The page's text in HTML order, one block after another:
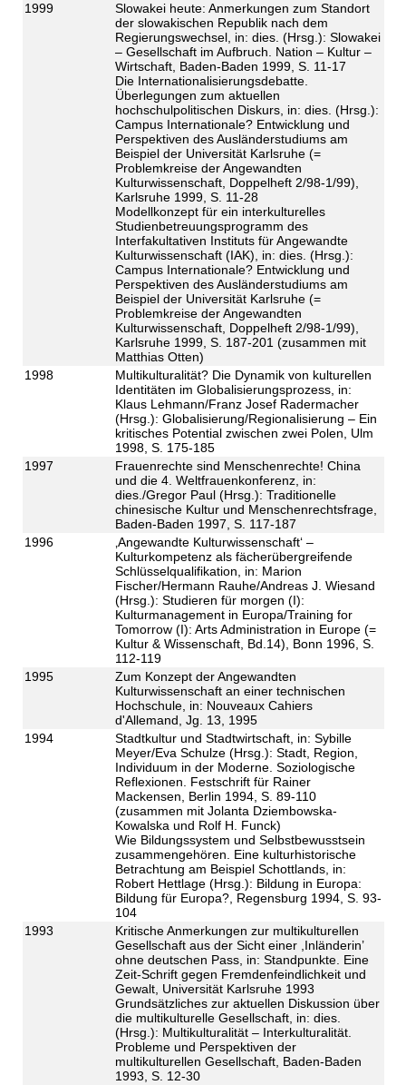
1999
Slowakei heute: Anmerkungen zum Standort
der slowakischen Republik nach dem
Regierungswechsel, in: dies. (Hrsg.): Slowakei
– Gesellschaft im Aufbruch. Nation – Kultur –
Wirtschaft, Baden-Baden 1999, S. 11-17
Die Internationalisierungsdebatte.
Überlegungen zum aktuellen
hochschulpolitischen Diskurs, in: dies. (Hrsg.):
Campus Internationale? Entwicklung und
Perspektiven des Ausländerstudiums am
Beispiel der Universität Karlsruhe (=
Problemkreise der Angewandten
Kulturwissenschaft, Doppelheft 2/98-1/99),
Karlsruhe 1999, S. 11-28
Modellkonzept für ein interkulturelles
Studienbetreuungsprogramm des
Interfakultativen Instituts für Angewandte
Kulturwissenschaft (IAK), in: dies. (Hrsg.):
Campus Internationale? Entwicklung und
Perspektiven des Ausländerstudiums am
Beispiel der Universität Karlsruhe (=
Problemkreise der Angewandten
Kulturwissenschaft, Doppelheft 2/98-1/99),
Karlsruhe 1999, S. 187-201 (zusammen mit
Matthias Otten)
1998
Multikulturalität? Die Dynamik von kulturellen
Identitäten im Globalisierungsprozess, in:
Klaus Lehmann/Franz Josef Radermacher
(Hrsg.): Globalisierung/Regionalisierung – Ein
kritisches Potential zwischen zwei Polen, Ulm
1998, S. 175-185
1997
Frauenrechte sind Menschenrechte! China
und die 4. Weltfrauenkonferenz, in:
dies./Gregor Paul (Hrsg.): Traditionelle
chinesische Kultur und Menschenrechtsfrage,
Baden-Baden 1997, S. 117-187
1996
‚Angewandte Kulturwissenschaft‘ –
Kulturkompetenz als fächerübergreifende
Schlüsselqualifikation, in: Marion
Fischer/Hermann Rauhe/Andreas J. Wiesand
(Hrsg.): Studieren für morgen (I):
Kulturmanagement in Europa/Training for
Tomorrow (I): Arts Administration in Europe (=
Kultur & Wissenschaft, Bd.14), Bonn 1996, S.
112-119
1995
Zum Konzept der Angewandten
Kulturwissenschaft an einer technischen
Hochschule, in: Nouveaux Cahiers
d'Allemand, Jg. 13, 1995
1994
Stadtkultur und Stadtwirtschaft, in: Sybille
Meyer/Eva Schulze (Hrsg.): Stadt, Region,
Individuum in der Moderne. Soziologische
Reflexionen. Festschrift für Rainer
Mackensen, Berlin 1994, S. 89-110
(zusammen mit Jolanta Dziembowska-
Kowalska und Rolf H. Funck)
Wie Bildungssystem und Selbstbewusstsein
zusammengehören. Eine kulturhistorische
Betrachtung am Beispiel Schottlands, in:
Robert Hettlage (Hrsg.): Bildung in Europa:
Bildung für Europa?, Regensburg 1994, S. 93-
104
1993
Kritische Anmerkungen zur multikulturellen
Gesellschaft aus der Sicht einer ,Inländerin’
ohne deutschen Pass, in: Standpunkte. Eine
Zeit-Schrift gegen Fremdenfeindlichkeit und
Gewalt, Universität Karlsruhe 1993
Grundsätzliches zur aktuellen Diskussion über
die multikulturelle Gesellschaft, in: dies.
(Hrsg.): Multikulturalität – Interkulturalität.
Probleme und Perspektiven der
multikulturellen Gesellschaft, Baden-Baden
1993, S. 12-30